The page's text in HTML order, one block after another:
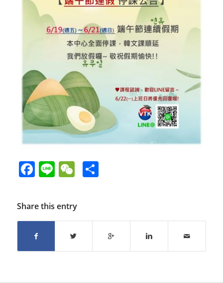
Facebook
LineWeChat
Share
Share this entry